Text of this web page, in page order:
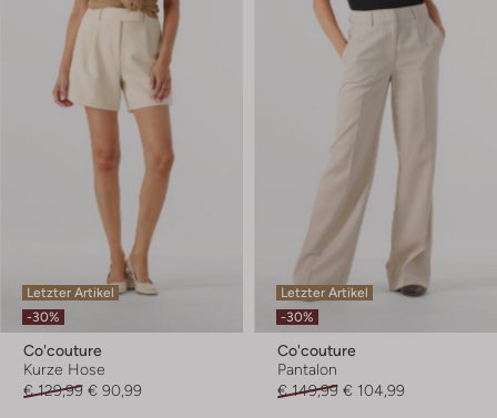
Letzter Artikel
-30%
Co'couture
Kurze Hose
€ 129,99 € 90,99
Letzter Artikel
-30%
Co'couture
Pantalon
€ 149,99 € 104,99